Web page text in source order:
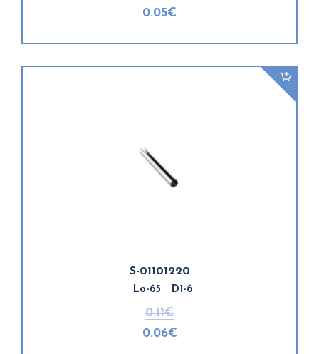
0.05€
S-01101220
Lo-65 D1-6
0.11€
0.06€